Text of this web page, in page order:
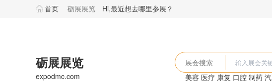
首页 砺展展览 Hi,最近想去哪里参展？
砺展展览
expodmc.com
展会搜索
美容 医疗 康复 口腔 制药